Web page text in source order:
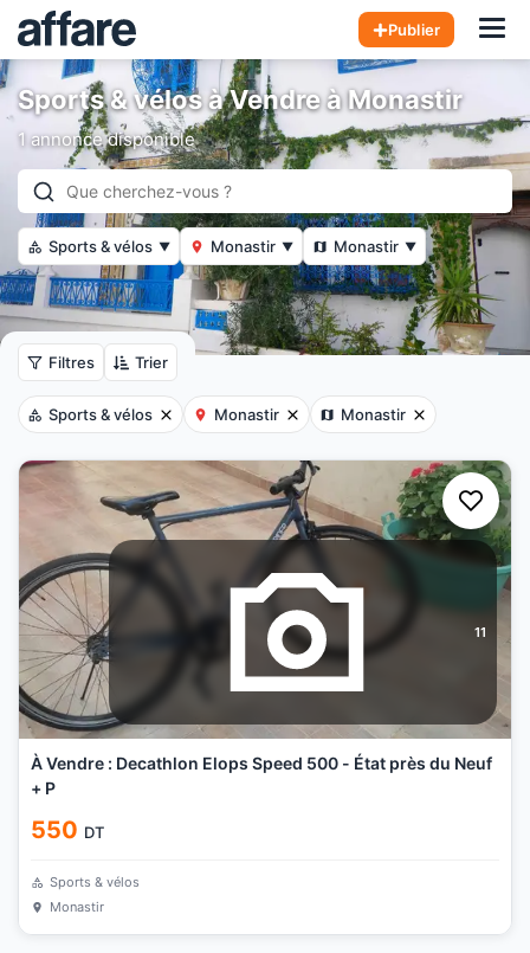
Publier
Sports & vélos à Vendre à Monastir
1 annonce disponible
Sports & vélos ▼ Monastir ▼ Monastir ▼
Filtres Trier
Sports & vélos Monastir Monastir
11
À Vendre : Decathlon Elops Speed 500 - État près du Neuf
+ P
550 DT
Sports & vélos
Monastir